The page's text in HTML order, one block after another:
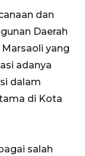
dan
Daerah
yang
adanya
dalam
di Kota
salah